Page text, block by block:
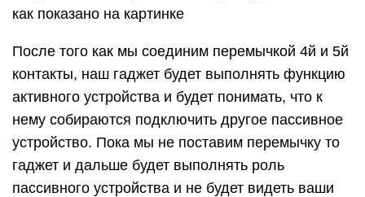
как показано на картинке
После того как мы соединим перемычкой 4й и 5й
контакты, наш гаджет будет выполнять функцию
активного устройства и будет понимать, что к
нему собираются подключить другое пассивное
устройство. Пока мы не поставим перемычку то
гаджет и дальше будет выполнять роль
пассивного устройства и не будет видеть ваши